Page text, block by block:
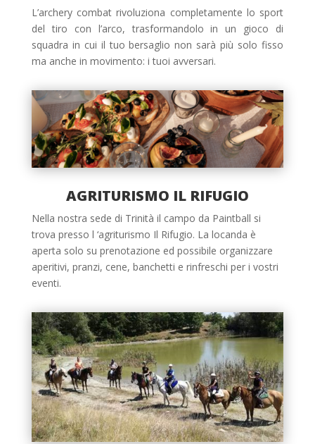
L’archery combatrivoluziona completamente lo sport
deltiro con l’arco, trasformandolo in un gioco di
squadra in cui il tuo bersaglio non sarà più solo fisso
ma anche in movimento: i tuoi avversari.
AGRITURISMO IL RIFUGIO
Nella nostra sede di Trinità il campo da Paintball si
trova presso l ‘agriturismo Il Rifugio. La locanda è
aperta solo su prenotazione ed possibile organizzare
aperitivi, pranzi, cene, banchetti e rinfreschi per i vostri
eventi.